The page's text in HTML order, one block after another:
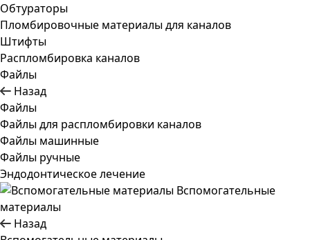
Обтураторы
Пломбировочные материалы для каналов
Штифты
Распломбировка каналов
Файлы
Назад
Файлы
Файлы для распломбировки каналов
Файлы машинные
Файлы ручные
Эндодонтическое лечение
Вспомогательные
материалы
Назад